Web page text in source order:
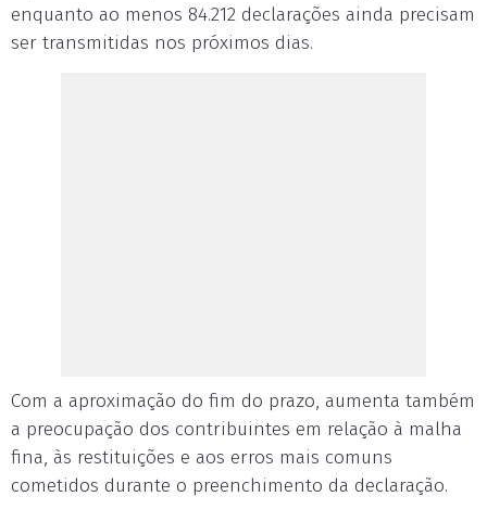
enquanto ao menos 84.212 declarações ainda precisam
ser transmitidas nos próximos dias.
Com a aproximação do fim do prazo, aumenta também
a preocupação dos contribuintes em relação à malha
fina, às restituições e aos erros mais comuns
cometidos durante o preenchimento da declaração.